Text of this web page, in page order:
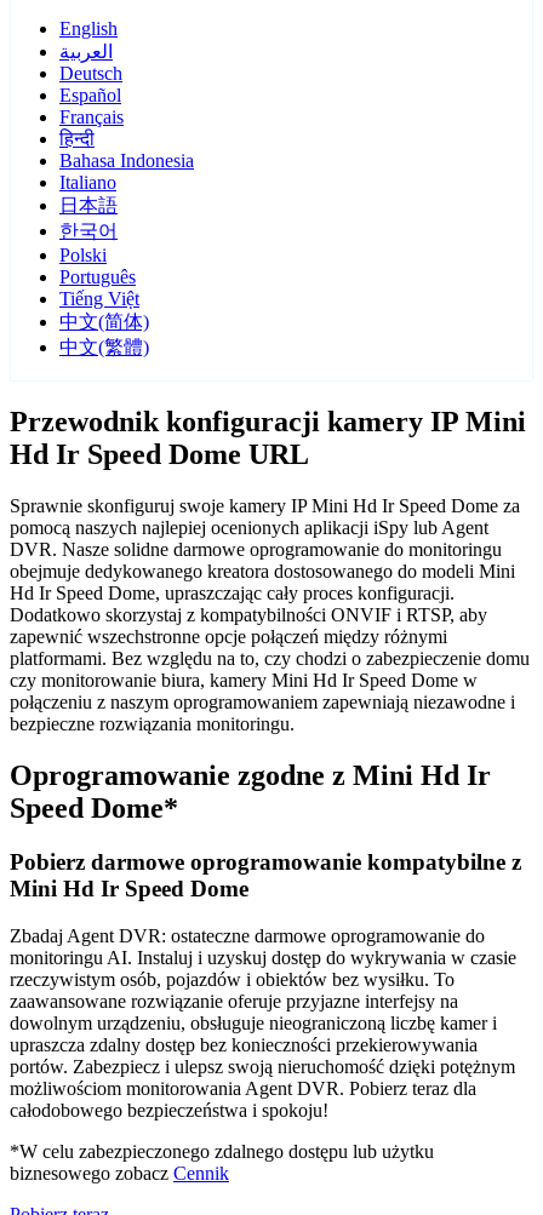
English
العربية
Deutsch
Español
Français
हिन्दी
Bahasa Indonesia
Italiano
日本語
한국어
Polski
Português
Tiếng Việt
中文(简体)
中文(繁體)
Przewodnik konfiguracji kamery IP Mini
Hd Ir Speed Dome URL
Sprawnie skonfiguruj swoje kamery IP Mini Hd Ir Speed Dome za
pomocą naszych najlepiej ocenionych aplikacji iSpy lub Agent
DVR. Nasze solidne darmowe oprogramowanie do monitoringu
obejmuje dedykowanego kreatora dostosowanego do modeli Mini
Hd Ir Speed Dome, upraszczając cały proces konfiguracji.
Dodatkowo skorzystaj z kompatybilności ONVIF i RTSP, aby
zapewnić wszechstronne opcje połączeń między różnymi
platformami. Bez względu na to, czy chodzi o zabezpieczenie domu
czy monitorowanie biura, kamery Mini Hd Ir Speed Dome w
połączeniu z naszym oprogramowaniem zapewniają niezawodne i
bezpieczne rozwiązania monitoringu.
Oprogramowanie zgodne z Mini Hd Ir
Speed Dome*
Pobierz darmowe oprogramowanie kompatybilne z
Mini Hd Ir Speed Dome
Zbadaj Agent DVR: ostateczne darmowe oprogramowanie do
monitoringu AI. Instaluj i uzyskuj dostęp do wykrywania w czasie
rzeczywistym osób, pojazdów i obiektów bez wysiłku. To
zaawansowane rozwiązanie oferuje przyjazne interfejsy na
dowolnym urządzeniu, obsługuje nieograniczoną liczbę kamer i
upraszcza zdalny dostęp bez konieczności przekierowywania
portów. Zabezpiecz i ulepsz swoją nieruchomość dzięki potężnym
możliwościom monitorowania Agent DVR. Pobierz teraz dla
całodobowego bezpieczeństwa i spokoju!
*W celu zabezpieczonego zdalnego dostępu lub użytku
biznesowego zobacz Cennik